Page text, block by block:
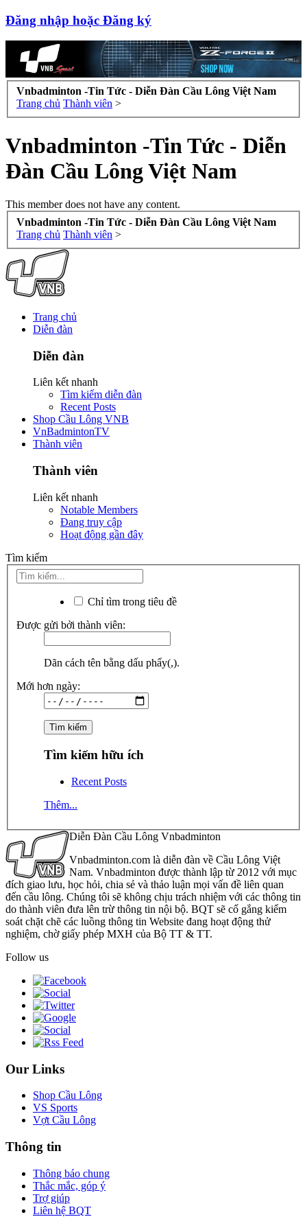
Đăng nhập hoặc Đăng ký
Vnbadminton -Tin Tức - Diễn Đàn Cầu Lông Việt Nam
Trang chủ Thành viên >
Vnbadminton -Tin Tức - Diễn
Đàn Cầu Lông Việt Nam
This member does not have any content.
Vnbadminton -Tin Tức - Diễn Đàn Cầu Lông Việt Nam
Trang chủ Thành viên >
Trang chủ
Diễn đàn
Diễn đàn
Liên kết nhanh
Tìm kiếm diễn đàn
Recent Posts
Shop Cầu Lông VNB
VnBadmintonTV
Thành viên
Thành viên
Liên kết nhanh
Notable Members
Đang truy cập
Hoạt động gần đây
Tìm kiếm
Chỉ tìm trong tiêu đề
Được gửi bởi thành viên:
Dãn cách tên bằng dấu phẩy(,).
Mới hơn ngày:
Tìm kiếm hữu ích
Recent Posts
Thêm...
Diễn Đàn Cầu Lông Vnbadminton
Vnbadminton.com là diễn đàn về Cầu Lông Việt
Nam. Vnbadminton được thành lập từ 2012 với mục
đích giao lưu, học hỏi, chia sẻ và thảo luận mọi vấn đề liên quan
đến cầu lông. Chúng tôi sẽ không chịu trách nhiệm với các thông tin
do thành viên đưa lên trừ thông tin nội bộ. BQT sẽ cố gắng kiểm
soát chặt chẽ các luồng thông tin Website đang hoạt động thử
nghiệm, chờ giấy phép MXH của Bộ TT & TT.
Follow us
Our Links
Shop Cầu Lông
VS Sports
Vợt Cầu Lông
Thông tin
Thông báo chung
Thắc mắc, góp ý
Trợ giúp
Liên hệ BQT